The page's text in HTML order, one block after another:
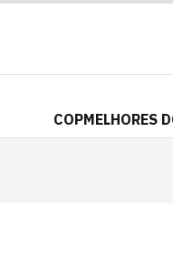
COPMELHORES